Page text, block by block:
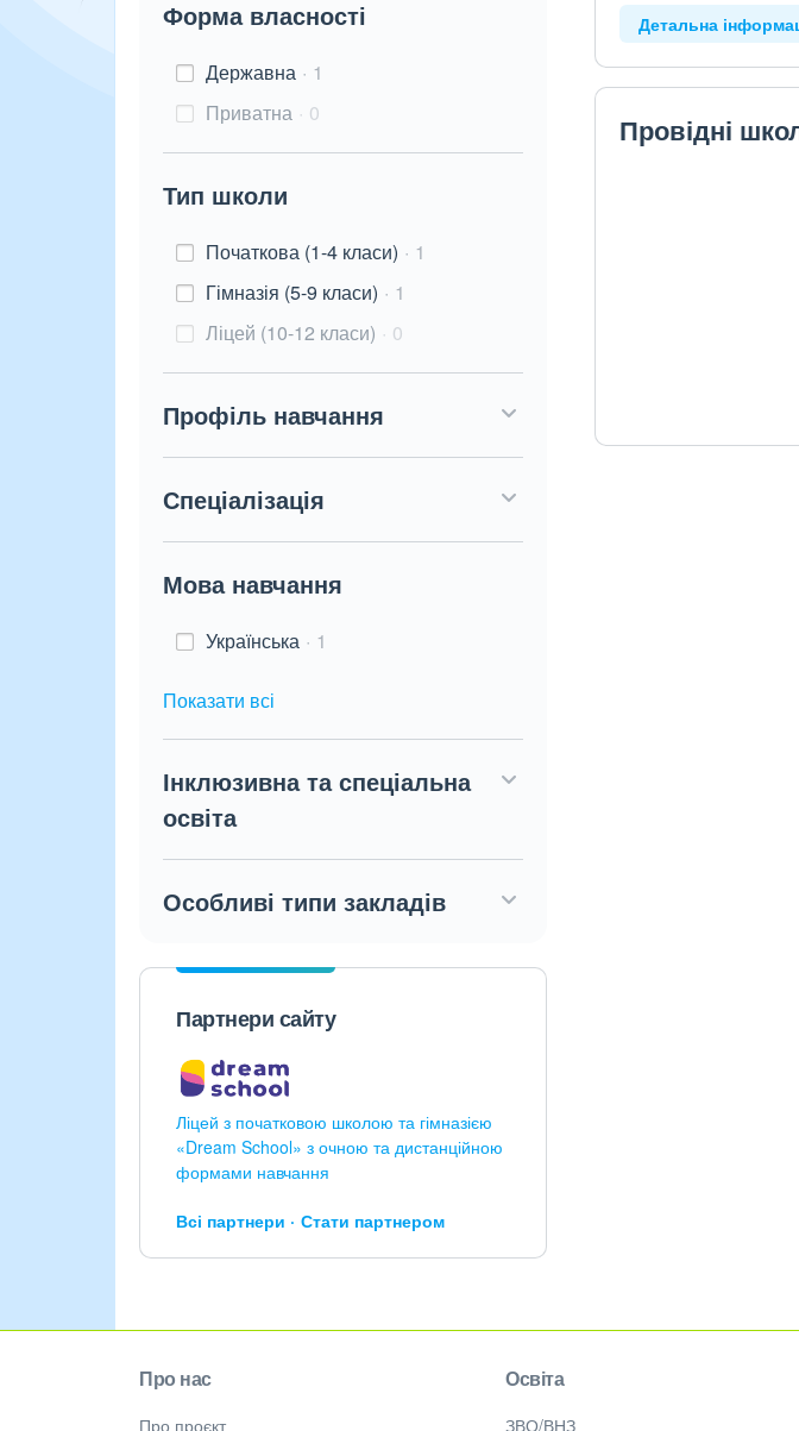
Форма власності
Державна
1
Приватна
0
Тип школи
Початкова (1-4 класи)
1
Гімназія (5-9 класи)
1
Ліцей (10-12 класи)
0
Профіль навчання
Спеціалізація
Мова навчання
Українська 1
Показати всі
Інклюзивна та спеціальна
освіта
Особливі типи закладів
Партнери сайту
Ліцей з початковою школою та гімназією
«Dream School» з очною та дистанційною
формами навчання
Всі партнери Стати партнером
Детальна
Провідні
Про нас
Про проєкт
Освіта
ЗВО/ВНЗ